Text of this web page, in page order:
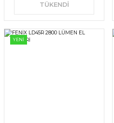
TÜKENDİ
YENİ